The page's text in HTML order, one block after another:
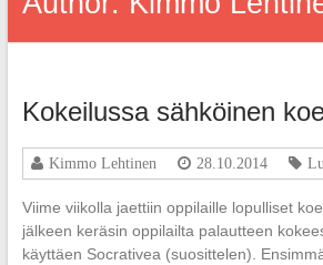
Kokeilussa sähköinen
Kimmo Lehtinen 28.10.2014
Viime viikolla jaettiin oppilaille lopulliset
jälkeen keräsin oppilailta palautteen
käyttäen Socrativea (suosittelen).